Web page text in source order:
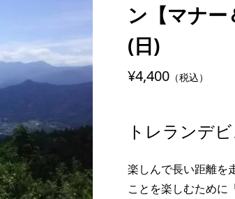
［NEWS］7/10(土) two-
nagualが寺ヨガイベント
催！
［プレビュー］笠取山の
介！
2021.07.27
12月26日(日)［CROSS×
会］で1年の締めくくり！
ン【マナー
(日)
¥4,400 （税込）
トレランデ
楽しんで長い距離を
ことを楽しむために